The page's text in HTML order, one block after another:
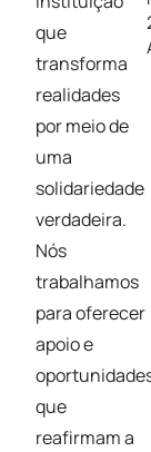
que
transforma
realidades
por meio de
uma
solidariedade
verdadeira.
Nós
trabalhamos
para oferecer
apoio e
que
reafirmam a